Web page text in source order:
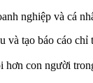
nghiệp và cá
tạo báo cáo chỉ
hơn con người